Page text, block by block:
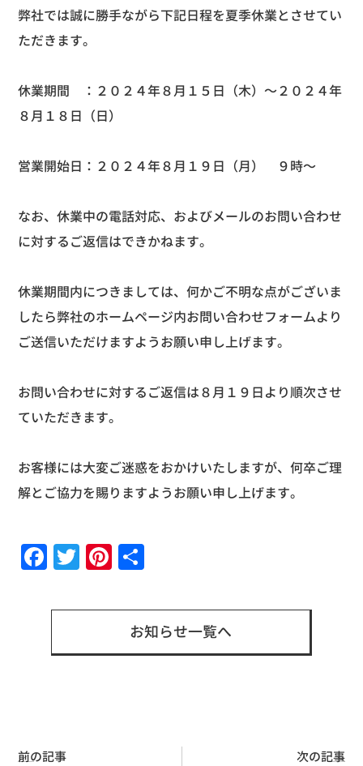
弊社では誠に勝手ながら下記日程を夏季休業とさせてい
ただきます。
休業期間 ：２０２４年８月１５日（木）〜２０２４年
８月１８日（日）
営業開始日：２０２４年８月１９日（月） ９時〜
なお、休業中の電話対応、およびメールのお問い合わせ
に対するご返信はできかねます。
休業期間内につきましては、何かご不明な点がございま
したら弊社のホームページ内お問い合わせフォームより
ご送信いただけますようお願い申し上げます。
お問い合わせに対するご返信は８月１９日より順次させ
ていただきます。
お客様には大変ご迷惑をおかけいたしますが、何卒ご理
解とご協力を賜りますようお願い申し上げます。
Facebook
TwitterPinterest
お知らせ一覧へ
前の記事 次の記事